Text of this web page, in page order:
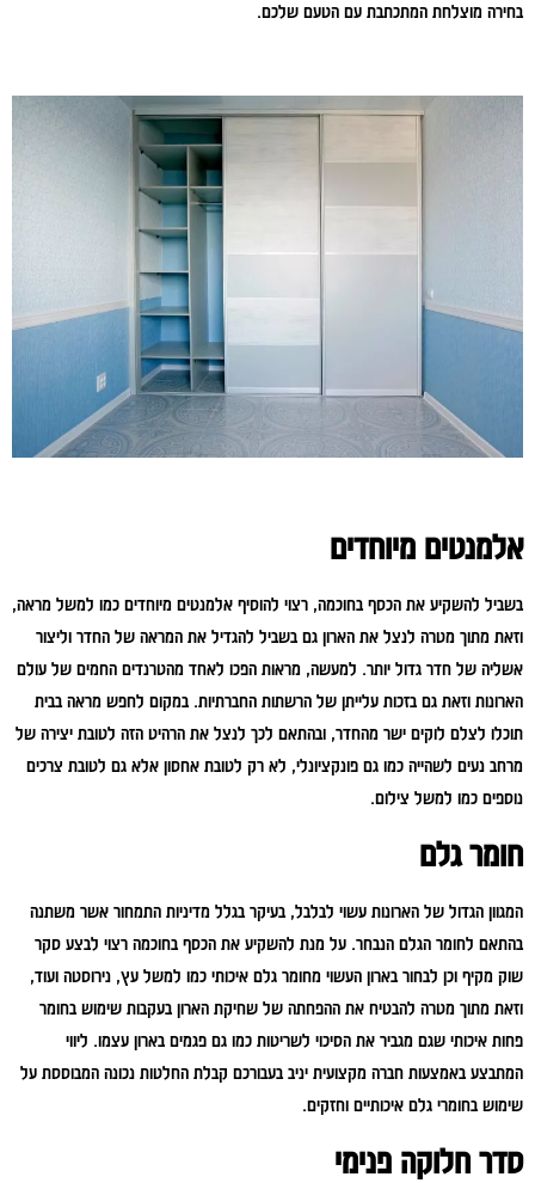
בחירה מוצלחת המתכתבת עם הטעם שלכם.
אלמנטים מיוחדים
בשביל להשקיע את הכסף בחוכמה, רצוי להוסיף אלמנטים מיוחדים כמו למשל מראה,
וזאת מתוך מטרה לנצל את הארון גם בשביל להגדיל את המראה של החדר וליצור
אשליה של חדר גדול יותר. למעשה, מראות הפכו לאחד מהטרנדים החמים של עולם
הארונות וזאת גם בזכות עלייתן של הרשתות החברתיות. במקום לחפש מראה בבית
תוכלו לצלם לוקים ישר מהחדר, ובהתאם לכך לנצל את הרהיט הזה לטובת יצירה של
מרחב נעים לשהייה כמו גם פונקציונלי, לא רק לטובת אחסון אלא גם לטובת צרכים
נוספים כמו למשל צילום.
חומר גלם
המגוון הגדול של הארונות עשוי לבלבל, בעיקר בגלל מדיניות התמחור אשר משתנה
בהתאם לחומר הגלם הנבחר. על מנת להשקיע את הכסף בחוכמה רצוי לבצע סקר
שוק מקיף וכן לבחור בארון העשוי מחומר גלם איכותי כמו למשל עץ, נירוסטה ועוד,
וזאת מתוך מטרה להבטיח את ההפחתה של שחיקת הארון בעקבות שימוש בחומר
פחות איכותי שגם מגביר את הסיכוי לשריטות כמו גם פגמים בארון עצמו. ליווי
המתבצע באמצעות חברה מקצועית יניב בעבורכם קבלת החלטות נכונה המבוססת על
שימוש בחומרי גלם איכותיים וחזקים.
סדר חלוקה פנימי